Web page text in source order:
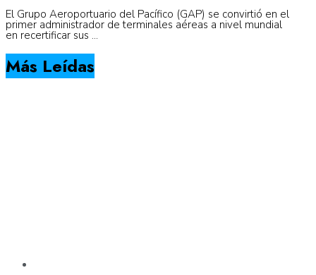
El Grupo Aeroportuario del Pacífico (GAP) se convirtió en el
primer administrador de terminales aéreas a nivel mundial
en recertificar sus ...
Más Leídas